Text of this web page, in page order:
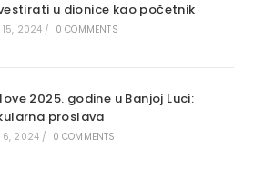
u dionice kao početnik
15, 2024 / 0 COMMENTS
2025. godine u Banjoj Luci:
proslava
6, 2024 / 0 COMMENTS